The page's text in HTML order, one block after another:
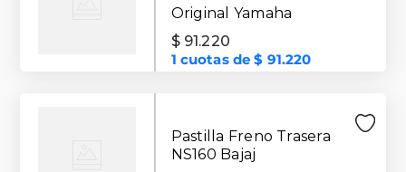
Original Yamaha
$ 91 .220
1 cuotas de$ 91.220
Pastilla Freno Trasera
NS160 Bajaj